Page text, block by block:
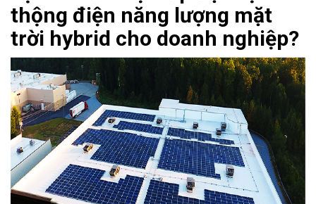
Tuyển
dụng
thộng điện năng lượng mặt
trời hybrid cho doanh nghiệp?